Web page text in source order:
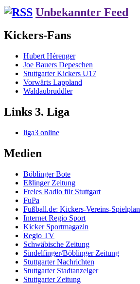
Unbekannter Feed
Kickers-Fans
Hubert Hérenger
Joe Bauers Depeschen
Stuttgarter Kickers U17
Vorwärts Lappland
Waldaubruddler
Links 3. Liga
liga3 online
Medien
Böblinger Bote
Eßlinger Zeitung
Freies Radio für Stuttgart
FuPa
Fußball.de: Kickers-Vereins-Spielplan
Internet Regio Sport
Kicker Sportmagazin
Regio TV
Schwäbische Zeitung
Sindelfinger/Böblinger Zeitung
Stuttgarter Nachrichten
Stuttgarter Stadtanzeiger
Stuttgarter Zeitung